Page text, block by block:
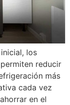
los
reducir
más
cada vez
en el